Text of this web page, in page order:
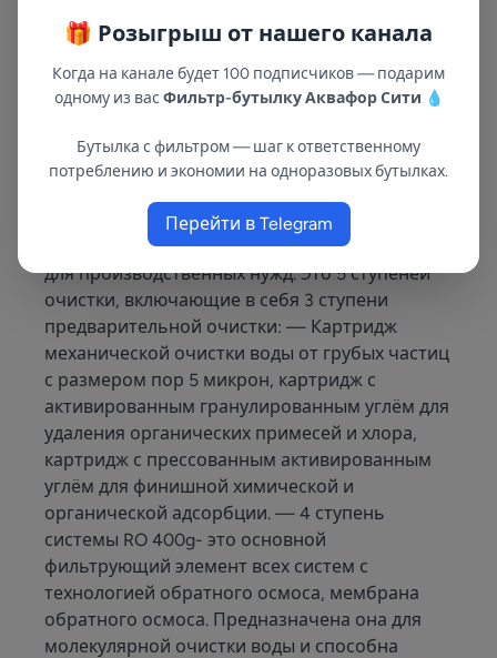
1 000 ₽ 1 890 ₽
Описание
коммерческих предприятий, целью которых
является получение чистой, питьевой воды,
для производственных нужд. Это 5 ступеней
очистки, включающие в себя 3 ступени
предварительной очистки: — Картридж
механической очистки воды от грубых частиц
с размером пор 5 микрон, картридж с
активированным гранулированным углём для
удаления органических примесей и хлора,
картридж с прессованным активированным
углём для финишной химической и
органической адсорбции. — 4 ступень
системы RO 400g- это основной
фильтрующий элемент всех систем с
технологией обратного осмоса, мембрана
обратного осмоса. Предназначена она для
молекулярной очистки воды и способна
🎁 Розыгрыш от нашего канала
Когда на канале будет 100 подписчиков — подарим
одному из вас Фильтр-бутылку Аквафор Сити 💧
Бутылка с фильтром — шаг к ответственному
потреблению и экономии на одноразовых бутылках.
Перейти в Telegram